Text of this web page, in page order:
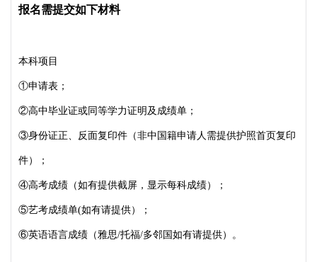
报名需提交如下材料
本科项目
①申请表；
②高中毕业证或同等学力证明及成绩单；
③身份证正、反面复印件（非中国籍申请人需提供护照首页复印
件）；
④高考成绩（如有提供截屏，显示每科成绩）；
⑤艺考成绩单(如有请提供）；
⑥英语语言成绩（雅思/托福/多邻国如有请提供）。